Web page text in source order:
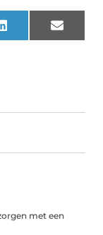
LinkedIn Email
met een